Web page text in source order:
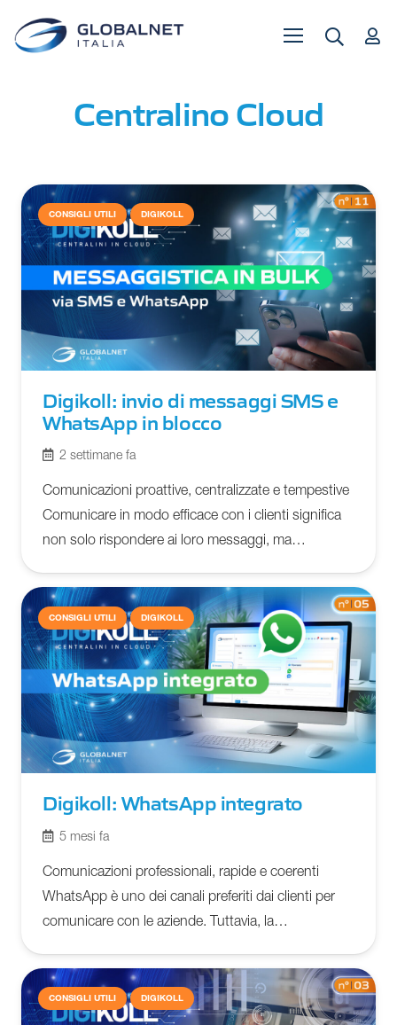
Centralino Cloud
CONSIGLI UTILI DIGIKOLL
Digikoll: invio di messaggi SMS e
WhatsApp in blocco
2 settimane fa
Comunicazioni proattive, centralizzate e tempestive
Comunicare in modo efficace con i clienti significa
non solo rispondere ai loro messaggi, ma…
CONSIGLI UTILI DIGIKOLL
Digikoll: WhatsApp integrato
5 mesi fa
Comunicazioni professionali, rapide e coerenti
WhatsApp è uno dei canali preferiti dai clienti per
comunicare con le aziende. Tuttavia, la…
CONSIGLI UTILI DIGIKOLL